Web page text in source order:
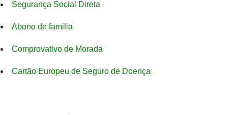
Segurança Social Direta
Abono de familia
Comprovativo de Morada
Cartão Europeu de Seguro de Doença